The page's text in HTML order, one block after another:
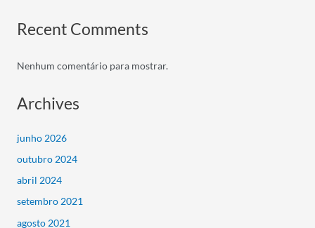
Recent Comments
Nenhum comentário para mostrar.
Archives
junho 2026
outubro 2024
abril 2024
setembro 2021
agosto 2021